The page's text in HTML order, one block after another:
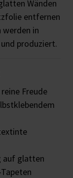
Wänden
entfernen
werden in
produziert.
Freude
auf glatten